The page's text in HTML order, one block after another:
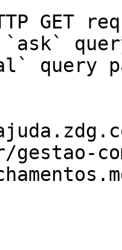
GET
query
gestao-